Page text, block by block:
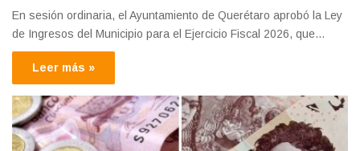
En sesión ordinaria, el Ayuntamiento de Querétaro aprobó la Ley
de Ingresos del Municipio para el Ejercicio Fiscal 2026, que…
Leer más »